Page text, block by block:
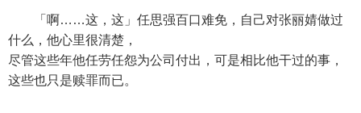
「啊……这，这」任思强百口难免，自己对张丽婧做过
什么，他心里很清楚，
尽管这些年他任劳任怨为公司付出，可是相比他干过的事，
这些也只是赎罪而已。